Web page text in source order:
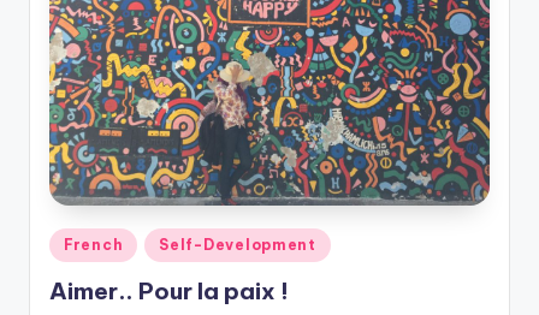
Posted
in
French Self-Development
Aimer.. Pour la paix !